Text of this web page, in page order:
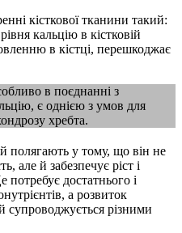
кісткової тканини такий:
кальцію в кістковій
в кістці, перешкоджає
в поєднанні з
є однією з умов для
хребта.
полягають у тому, що він не
але й забезпечує ріст і
потребує достатнього і
а розвиток
супроводжується різними